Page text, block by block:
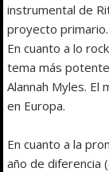
instrumental de
proyecto primario.
En cuanto a lo
tema más
Alannah Myles. El
en Europa.
En cuanto a la
año de diferencia